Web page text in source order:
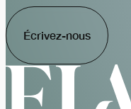
Écrivez-nous